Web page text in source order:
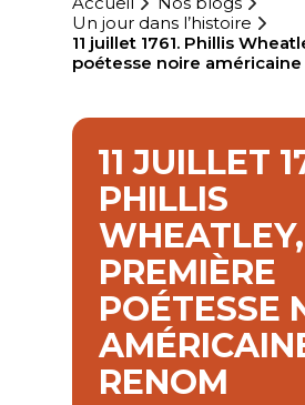
Un jour dans l’histoire
11 juillet 1761. Phillis
poétesse noire
11 JUILLET
PHILLIS
WHEATLEY,
PREMIÈRE
POÉTESSE
RENOM